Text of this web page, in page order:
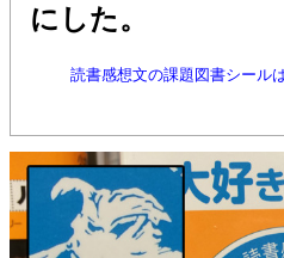
にした。
読書感想文の課題図書シール